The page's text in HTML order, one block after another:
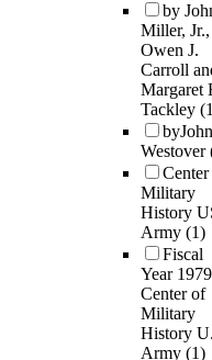
by
Miller, Jr.,
Owen J.
Carroll
Margaret
Tackley
Westover
Military
History
Army (1)
Fiscal
Year
Center of
Military
History
Army (1)